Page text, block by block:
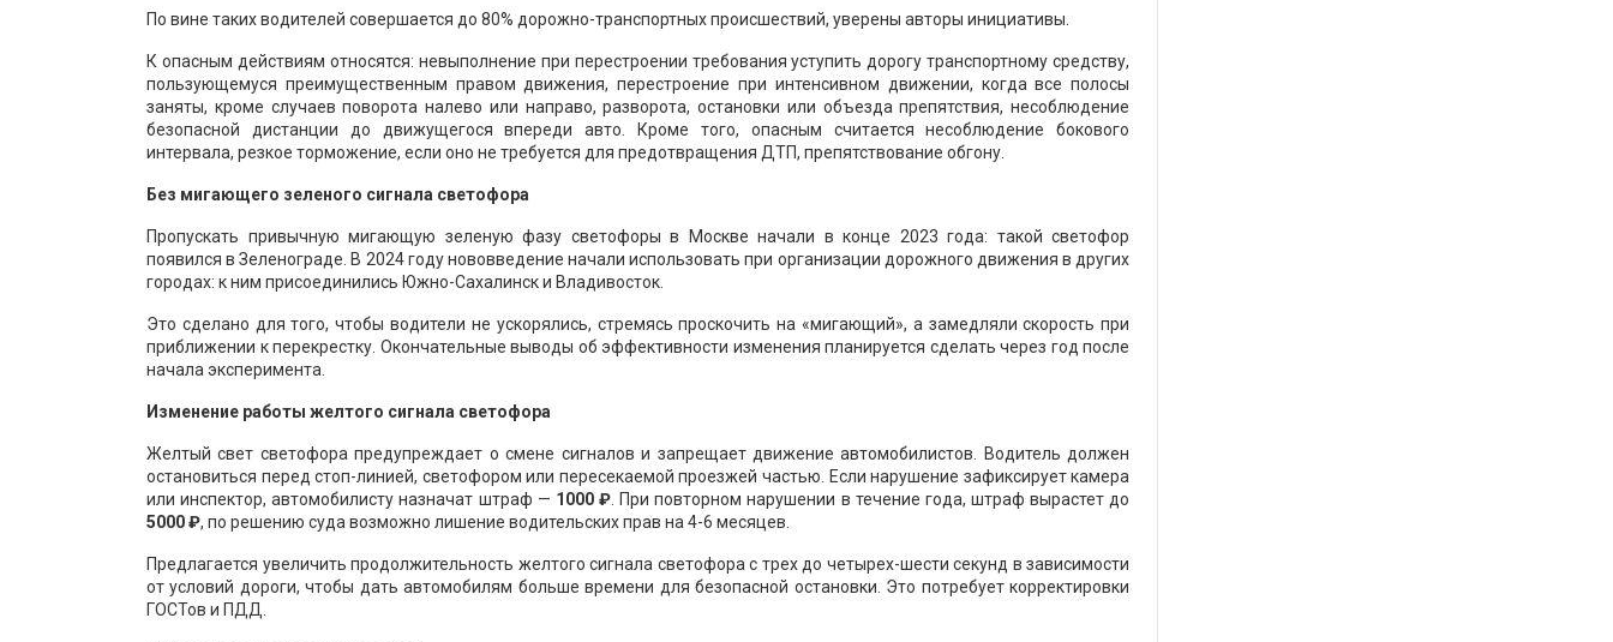
По вине таких водителей совершается до 80% дорожно-транспортных происшествий, уверены авторы инициативы.
К опасным действиям относятся: невыполнение при перестроении требования уступить дорогу транспортному средству,
пользующемуся преимущественным правом движения, перестроение при интенсивном движении, когда все полосы
заняты, кроме случаев поворота налево или направо, разворота, остановки или объезда препятствия, несоблюдение
безопасной дистанции до движущегося впереди авто. Кроме того, опасным считается несоблюдение бокового
интервала, резкое торможение, если оно не требуется для предотвращения ДТП, препятствование обгону.
Без мигающего зеленого сигнала светофора
Пропускать привычную мигающую зеленую фазу светофоры в Москве начали в конце 2023 года: такой светофор
появился в Зеленограде. В 2024 году нововведение начали использовать при организации дорожного движения в других
городах: к ним присоединились Южно-Сахалинск и Владивосток.
Это сделано для того, чтобы водители не ускорялись, стремясь проскочить на «мигающий», а замедляли скорость при
приближении к перекрестку. Окончательные выводы об эффективности изменения планируется сделать через год после
начала эксперимента.
Изменение работы желтого сигнала светофора
Желтый свет светофора предупреждает о смене сигналов и запрещает движение автомобилистов. Водитель должен
остановиться перед стоп-линией, светофором или пересекаемой проезжей частью. Если нарушение зафиксирует камера
или инспектор, автомобилисту назначат штраф — 1000 ₽. При повторном нарушении в течение года, штраф вырастет до
5000 ₽, по решению суда возможно лишение водительских прав на 4-6 месяцев.
Предлагается увеличить продолжительность желтого сигнала светофора с трех до четырех-шести секунд в зависимости
от условий дороги, чтобы дать автомобилям больше времени для безопасной остановки. Это потребует корректировки
ГОСТов и ПДД.